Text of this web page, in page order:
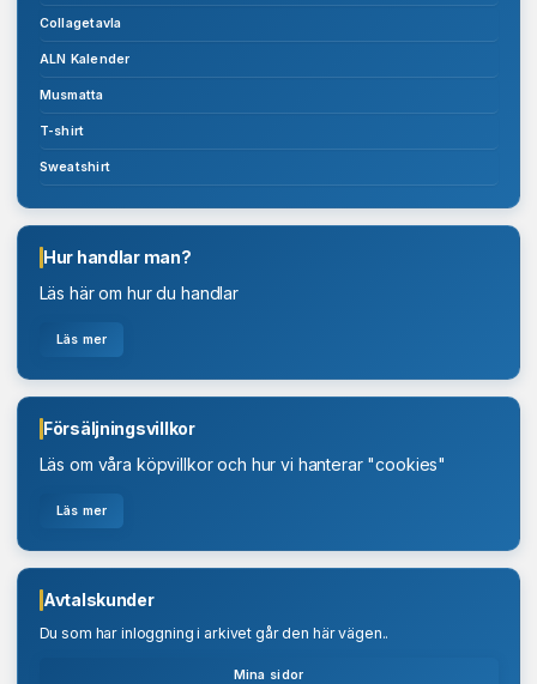
Aldersarpa
Beställ
Collagetavla
ALN Kalender
Musmatta
T-shirt
Sweatshirt
Hur handlar man?
Läs här om hur du handlar
Läs mer
Försäljningsvillkor
Läs om våra köpvillkor och hur vi hanterar "cookies"
Läs mer
Avtalskunder
Du som har inloggning i arkivet går den här vägen..
Mina sidor